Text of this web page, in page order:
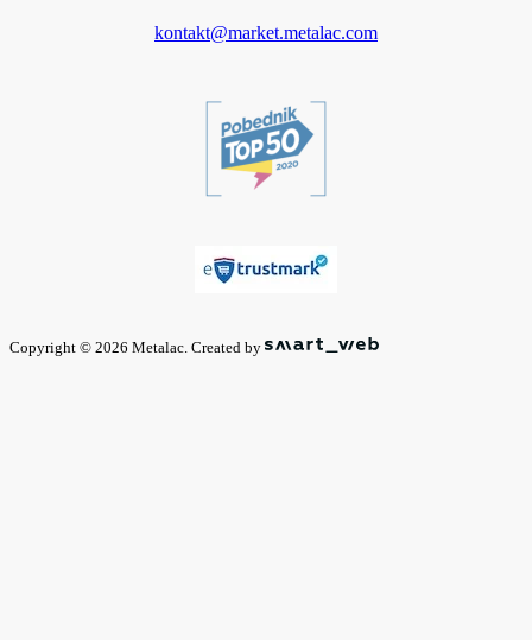
kontakt@market.metalac.com
Copyright © 2026 Metalac. Created by